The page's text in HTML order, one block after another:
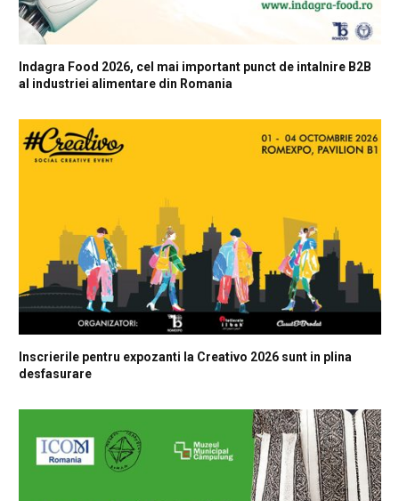
Indagra Food 2026, cel mai important punct de intalnire B2B
al industriei alimentare din Romania
Inscrierile pentru expozanti la Creativo 2026 sunt in plina
desfasurare